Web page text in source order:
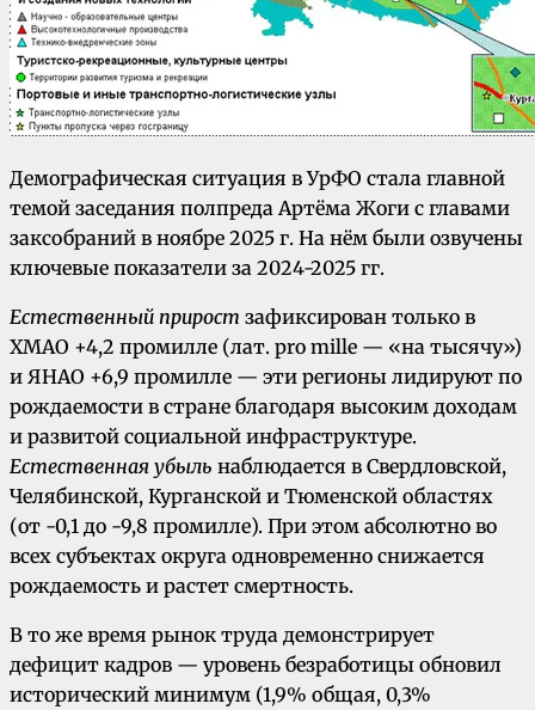
Демографическая ситуация в УрФО стала главной
темой заседания полпреда Артёма Жоги с главами
заксобраний в ноябре 2025 г. На нём были озвучены
ключевые показатели за 2024-2025 гг.
Естественный прирост зафиксирован только в
ХМАО +4,2 промилле (лат. pro mille — «на тысячу»)
и ЯНАО +6,9 промилле — эти регионы лидируют по
рождаемости в стране благодаря высоким доходам
и развитой социальной инфраструктуре.
Естественная убыль наблюдается в Свердловской,
Челябинской, Курганской и Тюменской областях
(от -0,1 до -9,8 промилле). При этом абсолютно во
всех субъектах округа одновременно снижается
рождаемость и растет смертность.
В то же время рынок труда демонстрирует
дефицит кадров — уровень безработицы обновил
исторический минимум (1,9% общая, 0,3%